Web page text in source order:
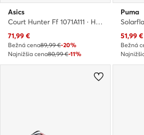
Asics
Court Hunter Ff 1071A111 · Halové topánky
Aktuálna cena
71,99 €
Bežná cena89,99 €-20%
Najnižšia cena80,99 €-11%
Puma
51,99 €
Bežná